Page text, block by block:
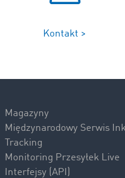
Kontakt >
Magazyny
Międzynarodowy Serwis
Tracking
Monitoring Przesyłek Live
Interfejsy (API)